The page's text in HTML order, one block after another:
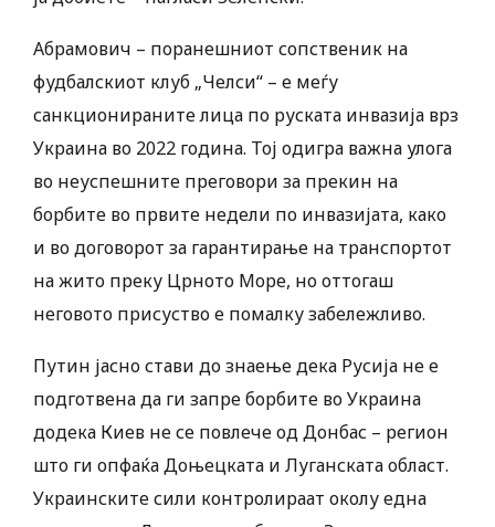
Абрамович – поранешниот сопственик на
фудбалскиот клуб „Челси“ – е меѓу
санкционираните лица по руската инвазија врз
Украина во 2022 година. Тој одигра важна улога
во неуспешните преговори за прекин на
борбите во првите недели по инвазијата, како
и во договорот за гарантирање на транспортот
на жито преку Црното Море, но оттогаш
неговото присуство е помалку забележливо.
Путин јасно стави до знаење дека Русија не е
подготвена да ги запре борбите во Украина
додека Киев не се повлече од Донбас – регион
што ги опфаќа Доњецката и Луганската област.
Украинските сили контролираат околу една